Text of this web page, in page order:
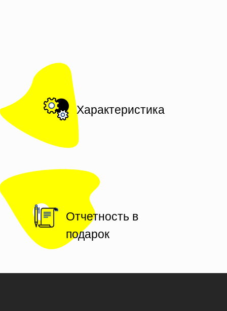
Характеристика
Отчетность в
подарок